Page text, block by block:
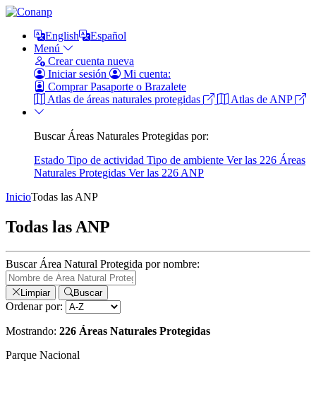
English
Español
Menú
Crear cuenta nueva
Iniciar sesión
Mi cuenta:
Comprar Pasaporte o Brazalete
Atlas de áreas naturales protegidas
Atlas de ANP
Buscar Áreas Naturales Protegidas por:
Estado Tipo de actividad Tipo de ambiente Ver las 226 Áreas
Naturales Protegidas Ver las 226 ANP
InicioTodas las ANP
Todas las ANP
Buscar Área Natural Protegida por nombre:
Limpiar Buscar
Ordenar por:
Mostrando: 226 Áreas Naturales Protegidas
Parque Nacional